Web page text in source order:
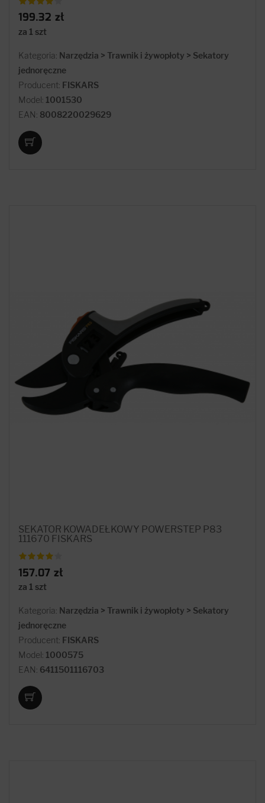
199.32 zł
za 1 szt
Kategoria: Narzędzia > Trawnik i żywopłoty > Sekatory
jednoręczne
Producent: FISKARS
Model: 1001530
EAN: 8008220029629
SEKATOR KOWADEŁKOWY POWERSTEP P83
111670 FISKARS
157.07 zł
za 1 szt
Kategoria: Narzędzia > Trawnik i żywopłoty > Sekatory
jednoręczne
Producent: FISKARS
Model: 1000575
EAN: 6411501116703